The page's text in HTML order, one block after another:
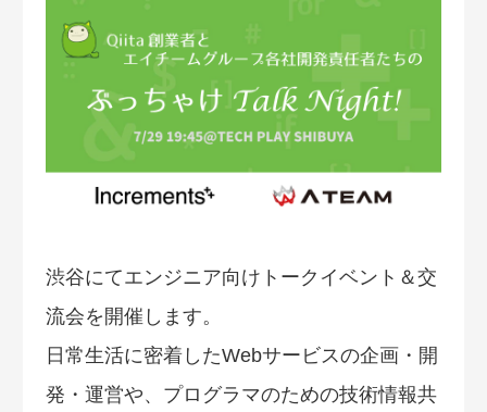
渋谷にてエンジニア向けトークイベント＆交
流会を開催します。
日常生活に密着したWebサービスの企画・開
発・運営や、プログラマのための技術情報共